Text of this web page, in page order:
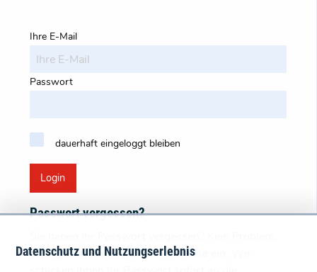
Ihre E-Mail
Passwort
dauerhaft eingeloggt bleiben
Login
Passwort vergessen?
Bitte geben Sie Ihre E-Mail-Adresse ein. Wir
Datenschutz und Nutzungserlebnis